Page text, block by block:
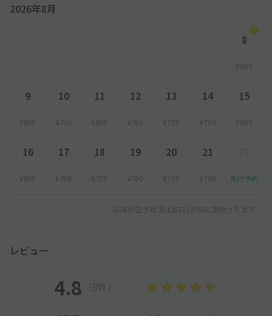
2026年8月
8
¥800
9
¥800
10
¥700
11
¥800
12
¥700
13
¥700
14
¥700
15
¥800
16
¥800
17
¥700
18
¥700
19
¥700
20
¥700
21
¥700 先行予約
以降の空き状況は毎日24:00に更新されます。
レビュー
4.8 （8件）